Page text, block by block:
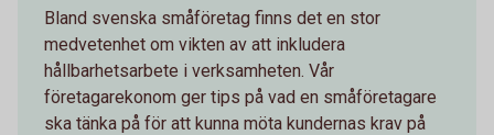
Bland svenska småföretag finns det en stor
medvetenhet om vikten av att inkludera
hållbarhetsarbete i verksamheten. Vår
företagarekonom ger tips på vad en småföretagare
ska tänka på för att kunna möta kundernas krav på